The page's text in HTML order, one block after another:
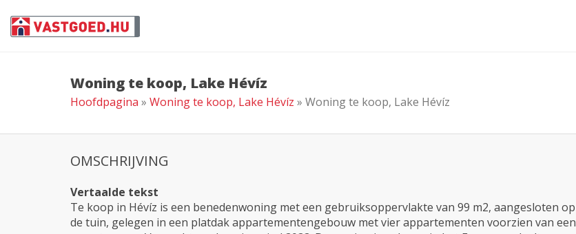
Woning te koop, Lake Hévíz
Hoofdpagina » Woning te koop, Lake Hévíz » Woning te koop, Lake Hévíz
OMSCHRIJVING
Vertaalde tekst
Te koop in Hévíz is een benedenwoning met een gebruiksoppervlakte van 99 m2, aangesloten op
de tuin, gelegen in een platdak appartementengebouw met vier appartementen voorzien van een